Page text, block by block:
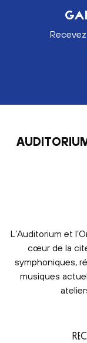
L’Auditorium et
cœur de la
symphoniques,
musiques